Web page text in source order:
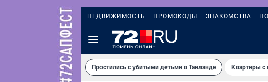
НЕДВИЖИМОСТЬ ПРОМОКОДЫ ЗНАКОМСТВА
Простились с убитыми детьми в Таиланде Квартиры с